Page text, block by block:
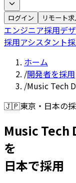
ログイン リモート
エンジニア採用デ
採用アシスタント
ホーム
/開発者を採用
/Music Tech
🇯🇵東京・日本の
Music Tech
を
日本で採用